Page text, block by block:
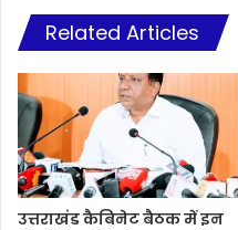
Related Articles
उत्तराखंड कैबिनेट बैठक में इन